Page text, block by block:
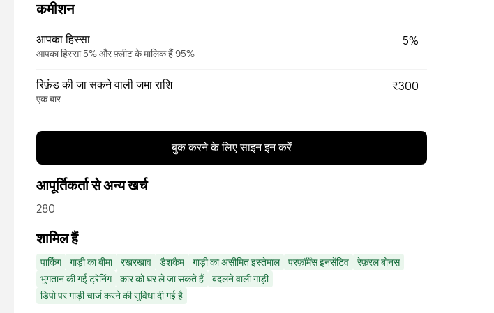
कमीशन
आपका हिस्सा
आपका हिस्सा 5% और फ़्लीट के मालिक हैं 95%
5%
रिफ़ंड की जा सकने वाली जमा राशि
एक बार
₹300
बुक करने के लिए साइन इन करें
आपूर्तिकर्ता से अन्य खर्च
280
शामिल हैं
पार्किंग गाड़ी का बीमा रखरखाव डैशकैम गाड़ी का असीमित इस्तेमाल परफ़ॉर्मेंस इनसेंटिव
रेफ़रल बोनस
भुगतान की गई ट्रेनिंग
कार को घर ले जा सकते हैं
बदलने वाली गाड़ी
डिपो पर गाड़ी चार्ज करने की सुविधा दी गई है